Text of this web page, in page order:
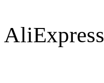
AliExpress